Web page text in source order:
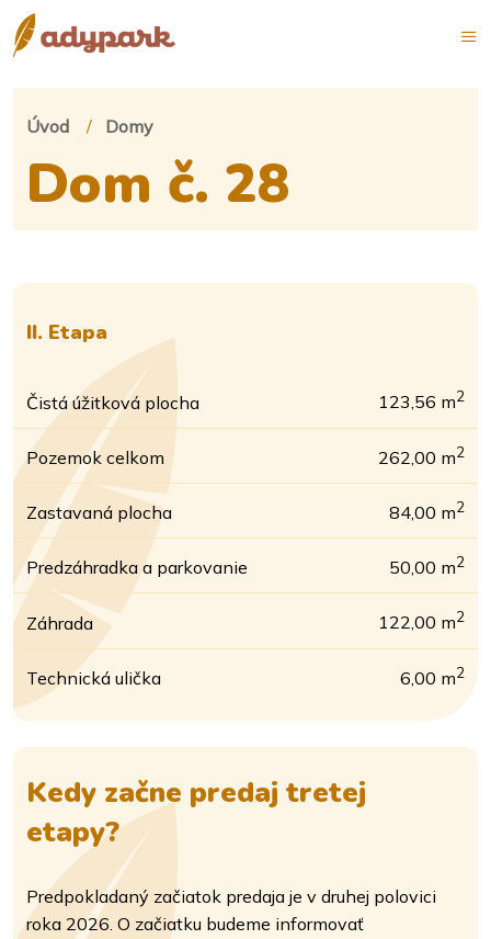
Úvod Domy
Dom č. 28
II. Etapa
Čistá úžitková plocha 123,56 m2
Pozemok celkom 262,00 m2
Zastavaná plocha 84,00 m2
Predzáhradka a parkovanie 50,00 m2
Záhrada 122,00 m2
Technická ulička 6,00 m2
Kedy začne predaj tretej
etapy?
Predpokladaný začiatok predaja je v druhej polovici
roka 2026. O začiatku budeme informovať